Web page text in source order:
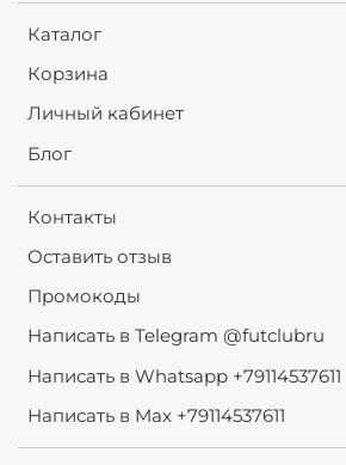
Каталог
Корзина
Личный кабинет
Блог
Контакты
Оставить отзыв
Промокоды
Написать в Telegram @futclubru
Написать в Whatsapp +79114537611
Написать в Max +79114537611